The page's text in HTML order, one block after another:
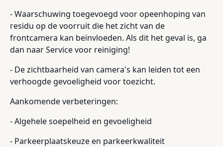
- Waarschuwing toegevoegd voor opeenhoping van
residu op de voorruit die het zicht van de
frontcamera kan beïnvloeden. Als dit het geval is, ga
dan naar Service voor reiniging!
- De zichtbaarheid van camera's kan leiden tot een
verhoogde gevoeligheid voor toezicht.
Aankomende verbeteringen:
- Algehele soepelheid en gevoeligheid
- Parkeerplaatskeuze en parkeerkwaliteit